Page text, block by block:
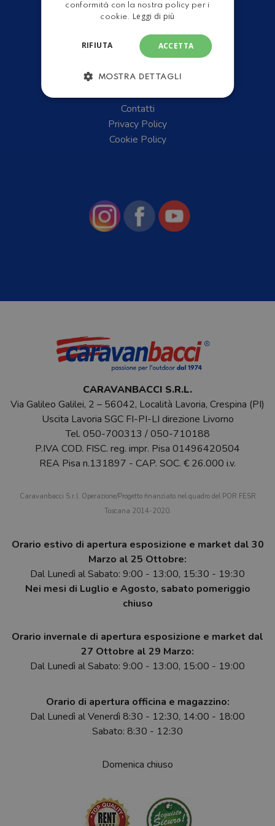
Chi Siamo
Contatti
Privacy Policy
Cookie Policy
CARAVANBACCI S.R.L.
Via Galileo Galilei, 2 – 56042, Località Lavoria, Crespina (PI)
Uscita Lavoria SGC FI-PI-LI direzione Livorno
Tel. 050-700313 /050-710188
P.IVA COD. FISC. reg. impr. Pisa 01496420504
REA Pisa n.131897 - CAP. SOC. € 26.000 i.v.
Caravanbacci S.r.l. Operazione/Progetto finanziato nel quadro del POR FESR
Toscana 2014-2020.
Orario estivo di apertura esposizione e market dal 30
Marzo al 25 Ottobre:
Dal Lunedì al Sabato: 9:00 - 13:00, 15:30 - 19:30
Nei mesi di Luglio e Agosto, sabato pomeriggio
chiuso
Orario invernale di apertura esposizione e market dal
27 Ottobre al 29 Marzo:
Dal Lunedì al Sabato: 9:00 - 13:00, 15:00 - 19:00
Orario di apertura officina e magazzino:
Dal Lunedì al Venerdì 8:30 - 12:30, 14:00 - 18:00
Sabato: 8:30 - 12:30
Domenica chiuso
conformità con la nostra policy per i
cookie. Leggi di più
ACCETTA
RIFIUTA
MOSTRA DETTAGLI